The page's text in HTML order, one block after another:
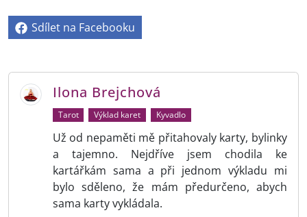
Sdílet na Facebooku
Ilona Brejchová
Tarot Výklad karet Kyvadlo
Už od nepaměti mě přitahovaly karty, bylinky
a tajemno. Nejdříve jsem chodila ke
kartářkám sama a při jednom výkladu mi
bylo sděleno, že mám předurčeno, abych
sama karty vykládala.